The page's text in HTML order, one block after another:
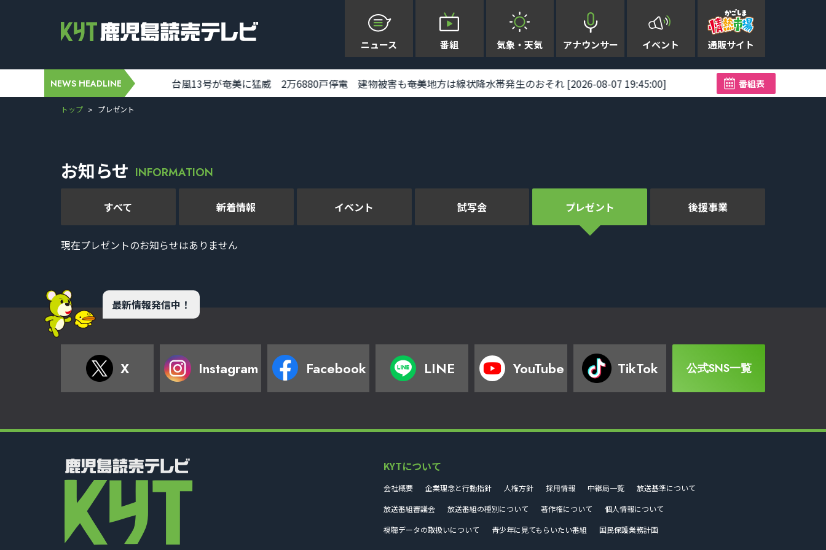
ニュース 番組 気象・天気 アナウンサー イベント 通販サイト
NEWS HEADLINE
H3ロケット9号機 今月10日打ち上げに 台風情報確認しながら最終判断 みちびき7号機搭載 [2026-08-07 19:32:00] 台風13号が奄美に猛威 2万6880戸停電 建物被害も
番組表
トップ プレゼント
お知らせ INFORMATION
すべて 新着情報 イベント 試写会 プレゼント 後援事業
現在プレゼントのお知らせはありません
最新情報発信中！
X Instagram Facebook LINE YouTube TikTok 公式SNS一覧
KYTについて
会社概要 企業理念と行動指針 人権方針 採用情報 中継局一覧
放送基準について
放送番組審議会
放送番組の種別について 著作権について
個人情報について
視聴データの取扱いについて
青少年に見てもらいたい番組 国民保護業務計画